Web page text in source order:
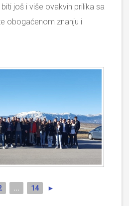
još i više ovakvih prilika sa
obogaćenom znanju i
... 14 ►